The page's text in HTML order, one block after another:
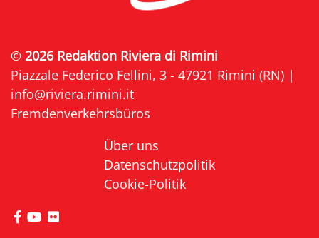
© 2026 Redaktion Riviera di Rimini
Piazzale Federico Fellini, 3 - 47921 Rimini (RN) |
info@riviera.rimini.it
Fremdenverkehrsbüros
Über uns
Datenschutzpolitik
Cookie-Politik
die Seite Facebook von Riviera di Rimini
die Seite YouTube von Riviera di Rimini
die Seite Flickr von Riviera di Rimini